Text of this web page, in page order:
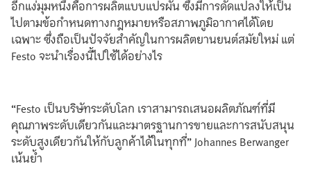
อีกแง่มุมหนึ่งคือการผลิตแบบแปรผัน ซึ่งมีการดัดแปลงให้เป็น
ไปตามข้อกำหนดทางกฎหมายหรือสภาพภูมิอากาศได้โดย
เฉพาะ ซึ่งถือเป็นปัจจัยสำคัญในการผลิตยานยนต์สมัยใหม่ แต่
Festo จะนำเรื่องนี้ไปใช้ได้อย่างไร
“Festo เป็นบริษัทระดับโลก เราสามารถเสนอผลิตภัณฑ์ที่มี
คุณภาพระดับเดียวกันและมาตรฐานการขายและการสนับสนุน
ระดับสูงเดียวกันให้กับลูกค้าได้ในทุกที่” Johannes Berwanger
เน้นย้ำ